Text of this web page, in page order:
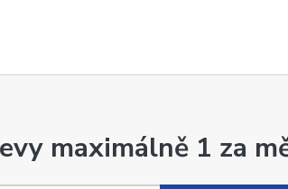
maximálně 1 za